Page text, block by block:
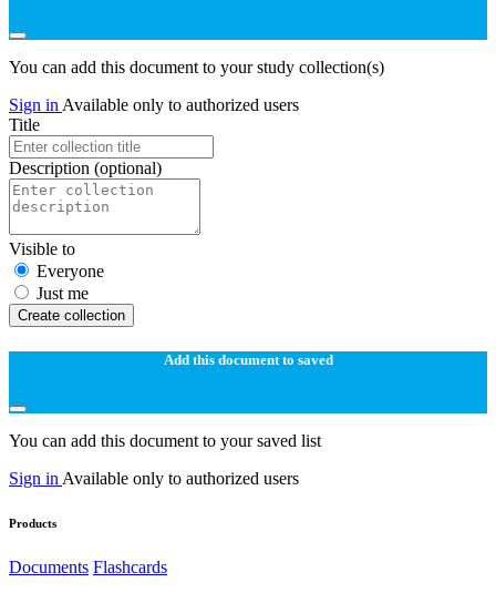
You can add this document to your study collection(s)
Sign in Available only to authorized users
Title
Description (optional)
Visible to
Everyone
Just me
Create collection
Add this document to saved
You can add this document to your saved list
Sign in Available only to authorized users
Products
Documents Flashcards